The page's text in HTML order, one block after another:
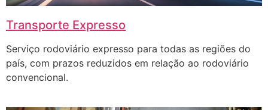
Transporte Expresso
Serviço rodoviário expresso para todas as regiões do
país, com prazos reduzidos em relação ao rodoviário
convencional.